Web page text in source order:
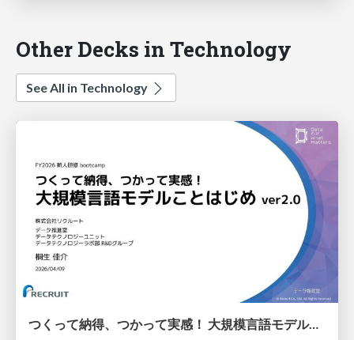
Other Decks in Technology
See All in Technology
つくって納得、つかって実感！ 大規模言語モデルことはじめ ver2.0